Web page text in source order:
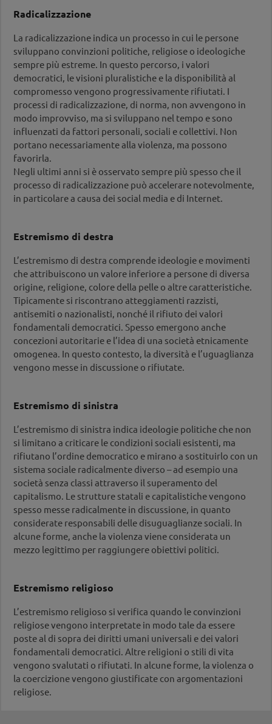
Offerte di prevenzione sul tema
dell’estremismo
Da dove nasce la violenza? Violenza giovanile –
Comprendere e agire
L’evento affronta il tema se la propensione alla
violenza tra i giovani stia aumentando, analizza i
contesti e le motivazioni alla base degli atti di
violenza negli spazi pubblici, nonché la violenza
come strategia di gestione delle difficoltà, con i
relativi fattori di rischio e di protezione, e discute
le possibilità e i limiti della prevenzione e
dell’intervento.
Scopri di più…
Formazione su radicalizzazione ed estremismo in
educative per scuole, lavoro giovanile e
associazioni.
Scopri di più…
Serata informativa:
La prevenzione della violenza comincia a casa
Un rapporto familiare stabile e basato sul
riconoscimento e la considerazione reciproca è la
protezione più efficace contro diversi fenomeni di
Scopri di più…
Coaching:
Coaching specialistico per la prevenzione della
violenza
Supporto e consulenza per progetti/interventi
destinati a dirigenti o persone con potere
decisionale e a personale specializzato, anche
volontario.
Scopri di più…
Consulenza:
Colloqui informativi e di orientamento su temi
legati alla violenza per persone coinvolte e
familiari
Scopri di più…
Radicalizzazione
La radicalizzazione indica un processo in cui le persone
sviluppano convinzioni politiche, religiose o ideologiche
sempre più estreme. In questo percorso, i valori
democratici, le visioni pluralistiche e la disponibilità al
compromesso vengono progressivamente rifiutati. I
processi di radicalizzazione, di norma, non avvengono in
modo improvviso, ma si sviluppano nel tempo e sono
influenzati da fattori personali, sociali e collettivi. Non
portano necessariamente alla violenza, ma possono
favorirla.
Negli ultimi anni si è osservato sempre più spesso che il
processo di radicalizzazione può accelerare notevolmente,
in particolare a causa dei social media e di Internet.
Estremismo di destra
L’estremismo di destra comprende ideologie e movimenti
che attribuiscono un valore inferiore a persone di diversa
origine, religione, colore della pelle o altre caratteristiche.
Tipicamente si riscontrano atteggiamenti razzisti,
antisemiti o nazionalisti, nonché il rifiuto dei valori
fondamentali democratici. Spesso emergono anche
concezioni autoritarie e l’idea di una società etnicamente
omogenea. In questo contesto, la diversità e l’uguaglianza
vengono messe in discussione o rifiutate.
Estremismo di sinistra
L’estremismo di sinistra indica ideologie politiche che non
si limitano a criticare le condizioni sociali esistenti, ma
rifiutano l’ordine democratico e mirano a sostituirlo con un
sistema sociale radicalmente diverso – ad esempio una
società senza classi attraverso il superamento del
capitalismo. Le strutture statali e capitalistiche vengono
spesso messe radicalmente in discussione, in quanto
considerate responsabili delle disuguaglianze sociali. In
alcune forme, anche la violenza viene considerata un
mezzo legittimo per raggiungere obiettivi politici.
Estremismo religioso
L’estremismo religioso si verifica quando le convinzioni
religiose vengono interpretate in modo tale da essere
poste al di sopra dei diritti umani universali e dei valori
fondamentali democratici. Altre religioni o stili di vita
vengono svalutati o rifiutati. In alcune forme, la violenza o
la coercizione vengono giustificate con argomentazioni
religiose.